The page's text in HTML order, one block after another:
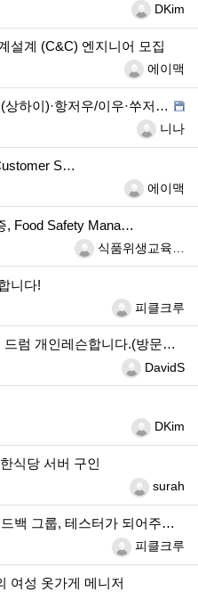
등록자DKim
설계 (C&C) 엔지니어 모집
등록자에이맥
이)·항저우/이우·쑤저우 …
등록자니나
S…
등록자에이맥
, Food Safety Mana…
등록자식품위생교육…
니다!
등록자피클크루
개인레슨합니다.(방문레슨…
등록자DavidS
등록자DKim
식당 서버 구인
등록자surah
그룹, 테스터가 되어주세요…
등록자피클크루
여성 옷가게 메니저